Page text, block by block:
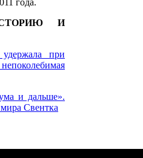
И
при
и дальше».
Свентка